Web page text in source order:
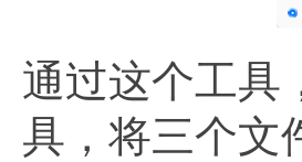
通过这个工具
具，将三个文